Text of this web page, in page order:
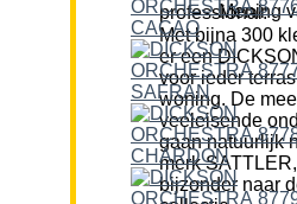
Mening van de professional:
Met bijna 300
er een
voor ieder
woning. De
veeleisende
gaan natuurlijk
merk
bijzonder naar